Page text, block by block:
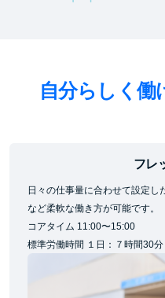
自分らしく働
フレ
日々の仕事量に合わせて設定し
など柔軟な働き方が可能です。
コアタイム 11:00〜15:00
標準労働時間 １⽇：７時間30分